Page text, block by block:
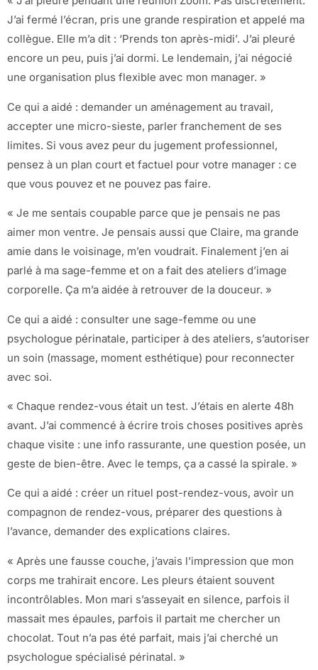
J’ai fermé l’écran, pris une grande respiration et appelé ma
collègue. Elle m’a dit : ‘Prends ton après-midi’. J’ai pleuré
encore un peu, puis j’ai dormi. Le lendemain, j’ai négocié
une organisation plus flexible avec mon manager. »
Ce qui a aidé : demander un aménagement au travail,
accepter une micro-sieste, parler franchement de ses
limites. Si vous avez peur du jugement professionnel,
pensez à un plan court et factuel pour votre manager : ce
que vous pouvez et ne pouvez pas faire.
« Je me sentais coupable parce que je pensais ne pas
aimer mon ventre. Je pensais aussi que Claire, ma grande
amie dans le voisinage, m’en voudrait. Finalement j’en ai
parlé à ma sage-femme et on a fait des ateliers d’image
corporelle. Ça m’a aidée à retrouver de la douceur. »
Ce qui a aidé : consulter une sage-femme ou une
psychologue périnatale, participer à des ateliers, s’autoriser
un soin (massage, moment esthétique) pour reconnecter
avec soi.
« Chaque rendez-vous était un test. J’étais en alerte 48h
avant. J’ai commencé à écrire trois choses positives après
chaque visite : une info rassurante, une question posée, un
geste de bien-être. Avec le temps, ça a cassé la spirale. »
Ce qui a aidé : créer un rituel post-rendez-vous, avoir un
compagnon de rendez-vous, préparer des questions à
l’avance, demander des explications claires.
« Après une fausse couche, j’avais l’impression que mon
corps me trahirait encore. Les pleurs étaient souvent
incontrôlables. Mon mari s’asseyait en silence, parfois il
massait mes épaules, parfois il partait me chercher un
chocolat. Tout n’a pas été parfait, mais j’ai cherché un
psychologue spécialisé périnatal. »